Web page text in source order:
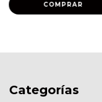
COMPRAR
Categorías